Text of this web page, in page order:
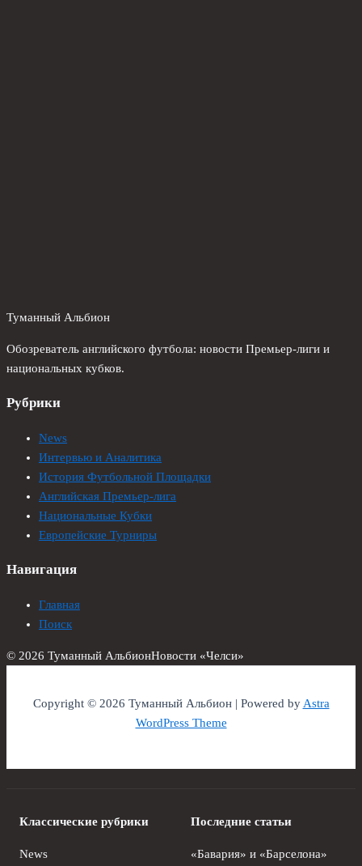
Туманный Альбион
Обозреватель английского футбола: новости Премьер-лиги и
национальных кубков.
Рубрики
News
Интервью и Аналитика
История Футбольной Площадки
Английская Премьер-лига
Национальные Кубки
Европейские Турниры
Навигация
Главная
Поиск
© 2026 Туманный АльбионНовости «Челси»
Copyright © 2026 Туманный Альбион | Powered byAstra
WordPress Theme
Классические рубрики
News
Последние статьи
«Бавария» и «Барселона»